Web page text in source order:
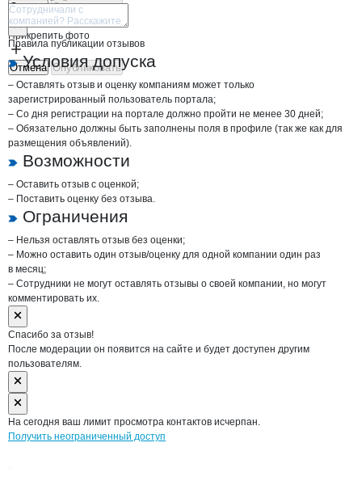
Прикрепить фото
Отмена Опубликовать
Отмена Опубликовать
Правила публикации отзывов
Условия допуска
– Оставлять отзыв и оценку компаниям может только
зарегистрированный пользователь портала;
– Со дня регистрации на портале должно пройти не менее 30 дней;
– Обязательно должны быть заполнены поля в профиле (так же как для
размещения объявлений).
Возможности
– Оставить отзыв с оценкой;
– Поставить оценку без отзыва.
Ограничения
– Нельзя оставлять отзыв без оценки;
– Можно оставить один отзыв/оценку для одной компании один раз
в месяц;
– Сотрудники не могут оставлять отзывы о своей компании, но могут
комментировать их.
Спасибо за отзыв!
После модерации он появится на сайте и будет доступен другим
пользователям.
На сегодня ваш лимит просмотра контактов исчерпан.
Получить неограниченный доступ